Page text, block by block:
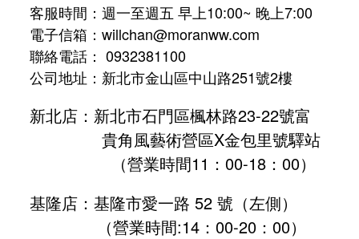
客服時間：週一至週五 早上10:00~ 晚上7:00
電子信箱：willchan@moranww.com
聯絡電話： 0932381100
公司地址：新北市金山區中山路251號2樓
新北店：新北市石門區楓林路23-22號富
貴角風藝術營區X金包里號驛站
（營業時間11：00-18：00）
基隆店：基隆市愛一路 52 號（左側）
（營業時間:14：00-20：00）